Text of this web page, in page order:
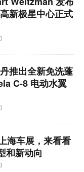
新极星中心正式
推出全新免洗蓬
C-8 电动水翼
海车展，来看看
和新动向